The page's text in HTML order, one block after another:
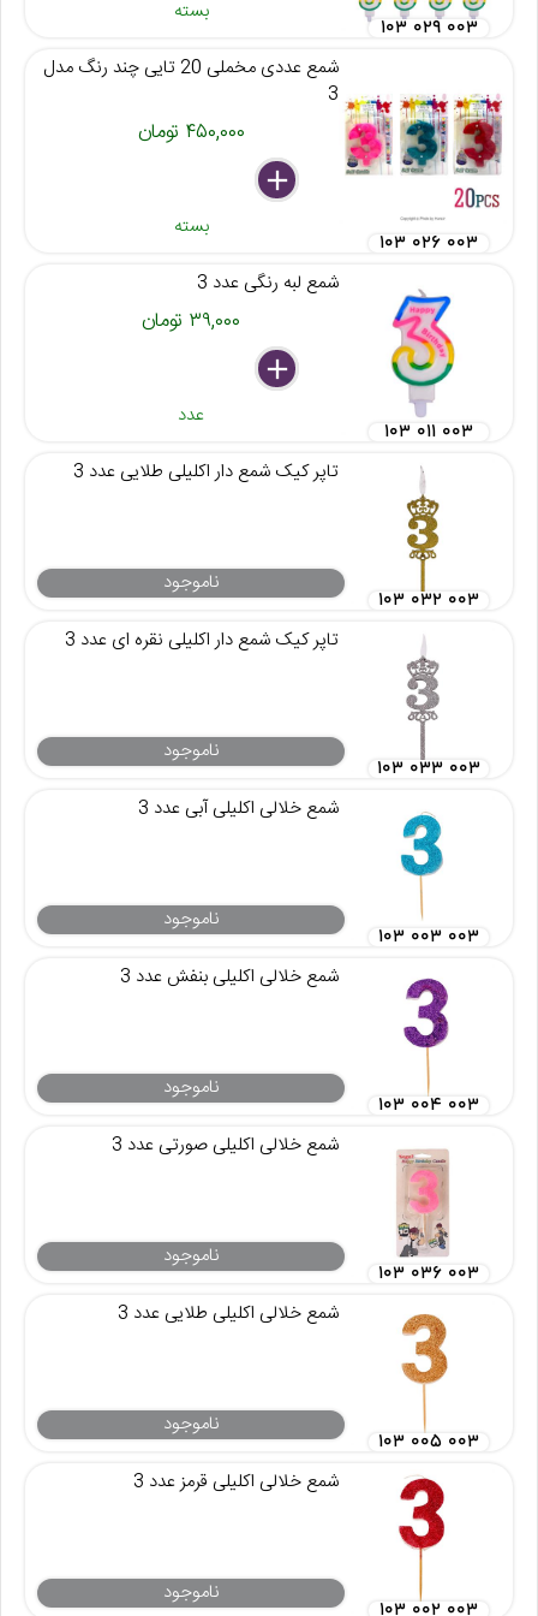
بسته
۱۰۳ ۰۲۹ ۰۰۳
شمع عددی مخملی 20 تایی چند رنگ مدل
3
۴۵۰,۰۰۰ تومان
delete
remove
add
بسته
۱۰۳ ۰۲۶ ۰۰۳
شمع لبه رنگی عدد 3
۳۹,۰۰۰ تومان
delete
remove
add
عدد
۱۰۳ ۰۱۱ ۰۰۳
تاپر کیک شمع دار اکلیلی طلایی عدد 3
ناموجود
۱۰۳ ۰۳۲ ۰۰۳
تاپر کیک شمع دار اکلیلی نقره ای عدد 3
ناموجود
۱۰۳ ۰۳۳ ۰۰۳
شمع خلالی اکلیلی آبی عدد 3
ناموجود
۱۰۳ ۰۰۳ ۰۰۳
شمع خلالی اکلیلی بنفش عدد 3
ناموجود
۱۰۳ ۰۰۴ ۰۰۳
شمع خلالی اکلیلی صورتی عدد 3
ناموجود
۱۰۳ ۰۳۶ ۰۰۳
شمع خلالی اکلیلی طلایی عدد 3
ناموجود
۱۰۳ ۰۰۵ ۰۰۳
شمع خلالی اکلیلی قرمز عدد 3
ناموجود
۱۰۳ ۰۰۲ ۰۰۳